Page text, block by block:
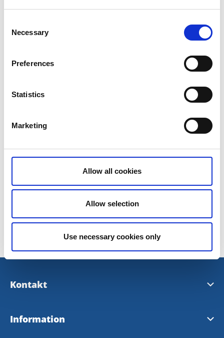
Selection
Necessary
Preferences
Statistics
Marketing
Allow all cookies
Allow selection
Use necessary cookies only
Lisa låtskrivare på Backstreet Boys världshit ”Shape of
My Heart” och har skapat musik med stora namn så
som Max Martin, Rami Yacoub och Joakim Berg för att
Alive’ till tv-spelet ’Mirrors Edge’s’ soundtrack
(EA/DICE) som även släpptes som remixalbum där
Miskovskys originalversion var med tillsammans med
remixer av Benny Benassi, Junkie XL, Paul van Dyk,
Tillbaka till Fallens Dagar
25 juni 2026
Kontakt
Kontakta oss
Information